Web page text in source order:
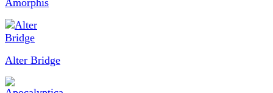
Amorphis
Alter Bridge